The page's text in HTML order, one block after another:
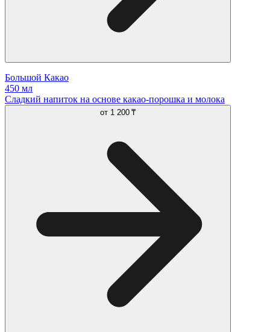
Большой Какао
450 мл
Сладкий напиток на основе какао-порошка и молока
от 1 200 ₸